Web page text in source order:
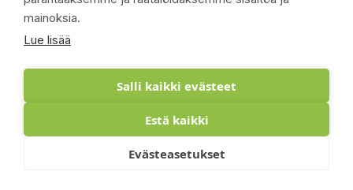
mainoksia.
Lue lisää
Salli kaikki evästeet
Estä kaikki
Evästeasetukset
KATSO TUOTTEET
Pollen Paras 5,90€